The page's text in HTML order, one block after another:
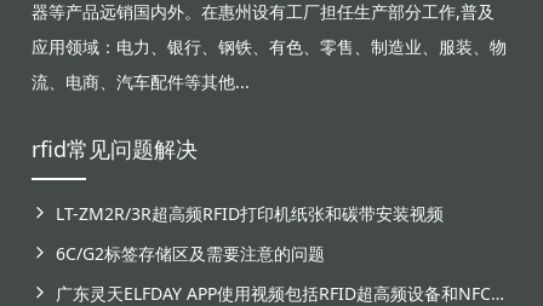
器等产品远销国内外。在惠州设有工厂担任生产部分工作,普及
应用领域：电力、银行、钢铁、有色、零售、制造业、服装、物
流、电商、汽车配件等其他...
rfid常见问题解决
LT-ZM2R/3R超高频RFID打印机纸张和碳带安装视频
6C/G2标签存储区及需要注意的问题
广东灵天ELFDAY APP使用视频包括RFID超高频设备和NFC芯片标签感应